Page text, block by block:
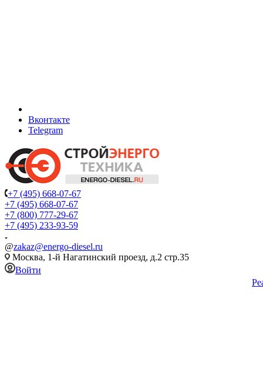
Вконтакте
Telegram
+7 (495) 668-07-67
+7 (495) 668-07-67
+7 (800) 777-29-67
+7 (495) 233-93-59
@zakaz@energo-diesel.ru
Москва, 1-й Нагатинский проезд, д.2 стр.35
Войти